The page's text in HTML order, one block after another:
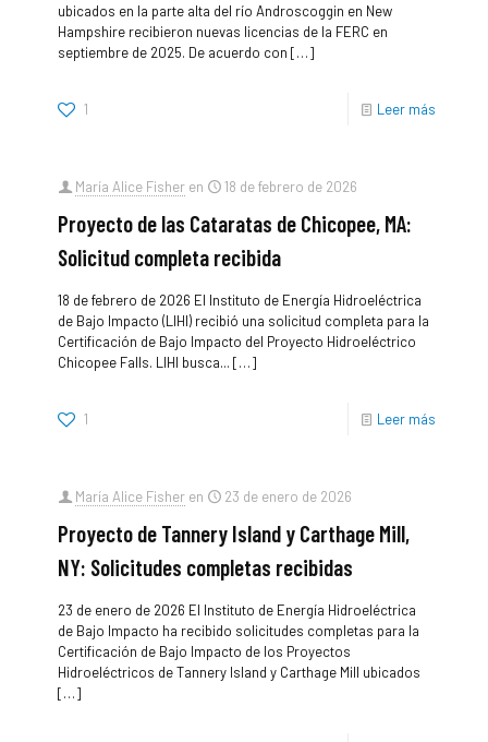
ubicados en la parte alta del río Androscoggin en New
Hampshire recibieron nuevas licencias de la FERC en
septiembre de 2025. De acuerdo con […]
1 Leer más
María Alice Fisher en 18 de febrero de 2026
Proyecto de las Cataratas de Chicopee, MA:
Solicitud completa recibida
18 de febrero de 2026 El Instituto de Energía Hidroeléctrica
de Bajo Impacto (LIHI) recibió una solicitud completa para la
Certificación de Bajo Impacto del Proyecto Hidroeléctrico
Chicopee Falls. LIHI busca... […]
1 Leer más
María Alice Fisher en 23 de enero de 2026
Proyecto de Tannery Island y Carthage Mill,
NY: Solicitudes completas recibidas
23 de enero de 2026 El Instituto de Energía Hidroeléctrica
de Bajo Impacto ha recibido solicitudes completas para la
Certificación de Bajo Impacto de los Proyectos
Hidroeléctricos de Tannery Island y Carthage Mill ubicados
[…]